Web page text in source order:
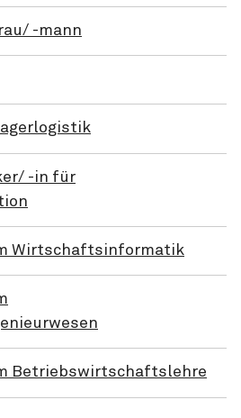
-mann
-in für
Wirtschaftsinformatik
Betriebswirtschaftslehre